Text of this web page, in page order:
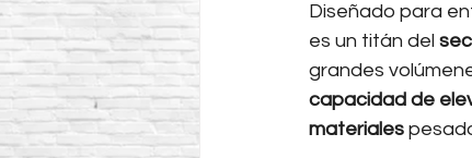
Diseñado para
es un titán del
grandes
capacidad de
materiales